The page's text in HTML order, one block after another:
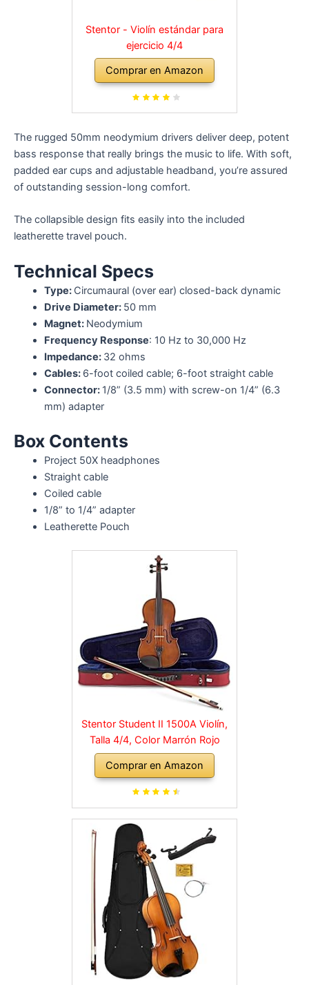
Stentor - Violín estándar para
ejercicio 4/4
Comprar en Amazon
The rugged 50mm neodymium drivers deliver deep, potent
bass response that really brings the music to life. With soft,
padded ear cups and adjustable headband, you’re assured
of outstanding session-long comfort.
The collapsible design fits easily into the included
leatherette travel pouch.
Technical Specs
Type: Circumaural (over ear) closed-back dynamic
Drive Diameter: 50 mm
Magnet: Neodymium
Frequency Response: 10 Hz to 30,000 Hz
Impedance: 32 ohms
Cables: 6-foot coiled cable; 6-foot straight cable
Connector: 1/8” (3.5 mm) with screw-on 1/4” (6.3
mm) adapter
Box Contents
Project 50X headphones
Straight cable
Coiled cable
1/8” to 1/4” adapter
Leatherette Pouch
Stentor Student II 1500A Violín,
Talla 4/4, Color Marrón Rojo
Comprar en Amazon